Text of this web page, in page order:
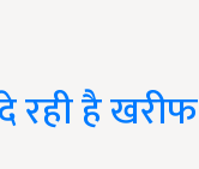
रही है खरीफ